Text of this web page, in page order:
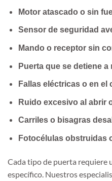
Motor atascado o sin
Sensor de seguridad
Mando o receptor sin
Puerta que se detiene
Fallas eléctricas o en el
Ruido excesivo al abrir
Carriles o bisagras
Fotocélulas obstruidas
Cada tipo de puerta requiere
específico. Nuestros